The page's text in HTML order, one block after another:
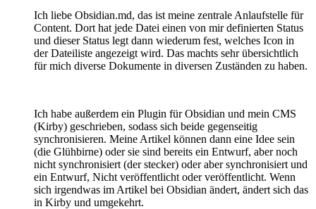
Ich liebe Obsidian.md, das ist meine zentrale Anlaufstelle für
Content. Dort hat jede Datei einen von mir definierten Status
und dieser Status legt dann wiederum fest, welches Icon in
der Dateiliste angezeigt wird. Das machts sehr übersichtlich
für mich diverse Dokumente in diversen Zuständen zu haben.
Ich habe außerdem ein Plugin für Obsidian und mein CMS
(Kirby) geschrieben, sodass sich beide gegenseitig
synchronisieren. Meine Artikel können dann eine Idee sein
(die Glühbirne) oder sie sind bereits ein Entwurf, aber noch
nicht synchronisiert (der stecker) oder aber synchronisiert und
ein Entwurf, Nicht veröffentlicht oder veröffentlicht. Wenn
sich irgendwas im Artikel bei Obsidian ändert, ändert sich das
in Kirby und umgekehrt.